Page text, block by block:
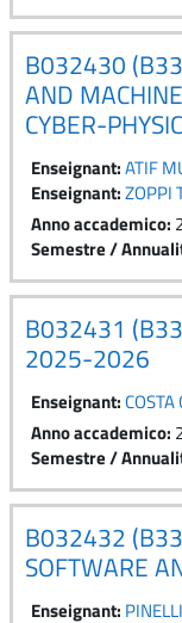
B032430
AND
CYBER-
Enseignant:ATIF
Enseignant:ZOPPI
Anno accademico:
Semestre /
B032431
2025-2026
Enseignant:COSTA
Anno accademico:
Semestre /
B032432
SOFTWARE
Enseignant: